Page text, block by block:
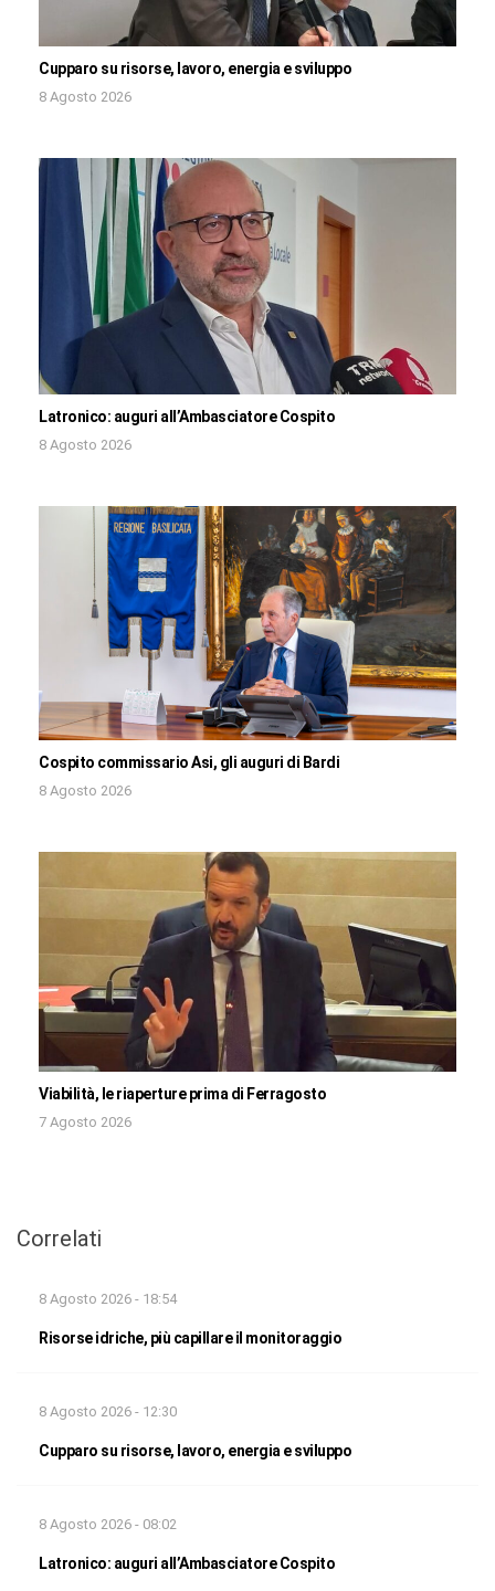
Cupparo su risorse, lavoro, energia e sviluppo
8 Agosto 2026
Latronico: auguri all’Ambasciatore Cospito
8 Agosto 2026
Cospito commissario Asi, gli auguri di Bardi
8 Agosto 2026
Viabilità, le riaperture prima di Ferragosto
7 Agosto 2026
Correlati
8 Agosto 2026 - 18:54
Risorse idriche, più capillare il monitoraggio
8 Agosto 2026 - 12:30
Cupparo su risorse, lavoro, energia e sviluppo
8 Agosto 2026 - 08:02
Latronico: auguri all’Ambasciatore Cospito